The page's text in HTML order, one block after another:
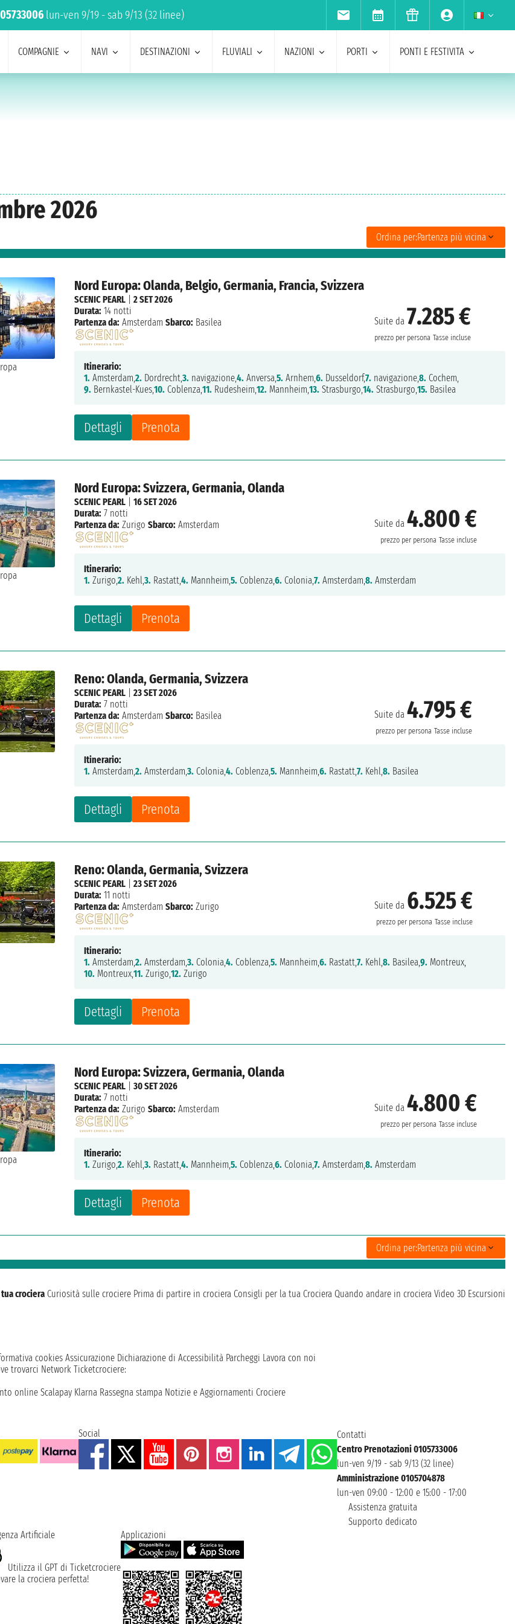
lun-ven 9/19 - sab 9/13 (32 linee)
COMPAGNIE NAVI DESTINAZIONI FLUVIALI NAZIONI PORTI PONTI E FESTIVITA
2026
Ordina per:Partenza più vicina
Nord Europa: Olanda, Belgio, Germania, Francia, Svizzera
Suite da 7.285 €
prezzo per persona Tasse incluse
Dettagli Prenota
SCENIC PEARL |2 SET 2026
Durata: 14 notti
Partenza da: Amsterdam Sbarco: Basilea
Itinerario:
1. Amsterdam,2. Dordrecht,3. navigazione,4. Anversa,5. Arnhem,6. Dusseldorf,7. navigazione,8. Cochem,
9. Bernkastel-Kues,10. Coblenza,11. Rudesheim,12. Mannheim,13. Strasburgo,14. Strasburgo,15. Basilea
Nord Europa: Svizzera, Germania, Olanda
Suite da4.800 €
prezzo per persona Tasse incluse
Dettagli Prenota
SCENIC PEARL |16 SET 2026
Durata: 7 notti
Partenza da: Zurigo Sbarco: Amsterdam
Itinerario:
1. Zurigo,2. Kehl,3. Rastatt,4. Mannheim,5. Coblenza,6. Colonia,7. Amsterdam,8. Amsterdam
Reno: Olanda, Germania, Svizzera
Suite da4.795 €
prezzo per persona Tasse incluse
Dettagli Prenota
SCENIC PEARL |23 SET 2026
Durata: 7 notti
Partenza da: Amsterdam Sbarco: Basilea
Itinerario:
1. Amsterdam,2. Amsterdam,3. Colonia,4. Coblenza,5. Mannheim,6. Rastatt,7. Kehl,8. Basilea
Reno: Olanda, Germania, Svizzera
Suite da 6.525 €
prezzo per persona Tasse incluse
Dettagli Prenota
SCENIC PEARL |23 SET 2026
Durata: 11 notti
Partenza da: Amsterdam Sbarco: Zurigo
Itinerario:
1. Amsterdam,2. Amsterdam,3. Colonia,4. Coblenza,5. Mannheim,6. Rastatt,7. Kehl,8. Basilea,9. Montreux,
10. Montreux,11. Zurigo,12. Zurigo
Nord Europa: Svizzera, Germania, Olanda
Suite da4.800 €
prezzo per persona Tasse incluse
Dettagli Prenota
SCENIC PEARL |30 SET 2026
Durata: 7 notti
Partenza da: Zurigo Sbarco: Amsterdam
Itinerario:
1. Zurigo,2. Kehl,3. Rastatt,4. Mannheim,5. Coblenza,6. Colonia,7. Amsterdam,8. Amsterdam
Ordina per:Partenza più vicina
crociera Curiosità sulle crociere Prima di partire in crociera Consigli per la tua Crociera Quando andare in crociera Video 3D Escursioni
cookies Assicurazione Dichiarazione di Accessibilità Parcheggi Lavora con noi
trovarci Network Ticketcrociere:
online Scalapay Klarna Rassegna stampa Notizie e Aggiornamenti Crociere
Social
Contatti
Centro Prenotazioni 0105733006
lun-ven 9/19 - sab 9/13 (32 linee)
Amministrazione 0105704878
lun-ven 09:00 - 12:00 e 15:00 - 17:00
Assistenza gratuita
Supporto dedicato
Artificiale
Utilizza il GPT di Ticketcrociere
la crociera perfetta!
Applicazioni